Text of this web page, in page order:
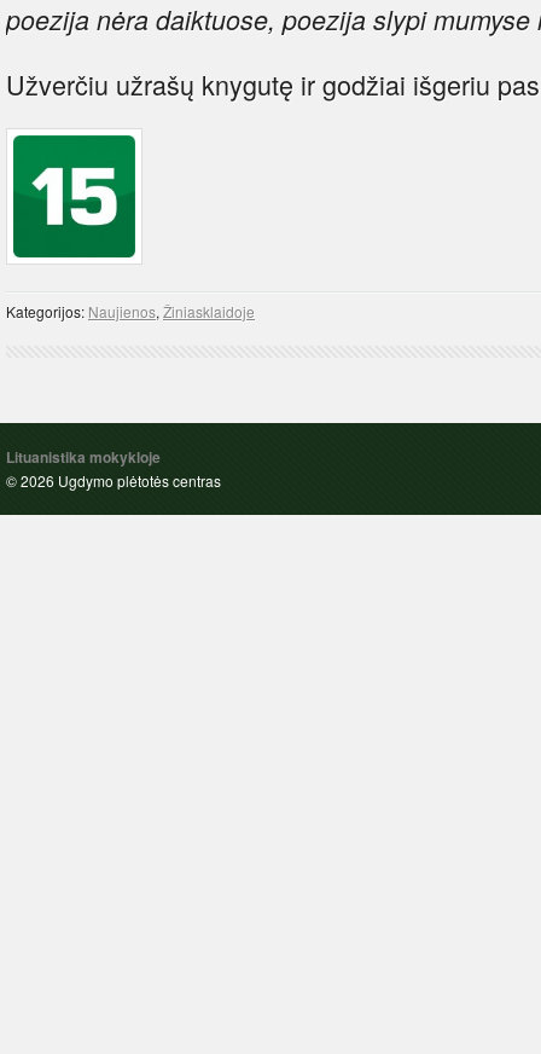
poezija nėra daiktuose, poezija slypi mumyse
Užverčiu užrašų knygutę ir godžiai išgeriu
Kategorijos: Naujienos,Žiniasklaidoje
Lituanistika mokykloje
© 2026 Ugdymo plėtotės centras